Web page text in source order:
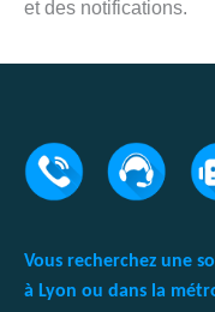
et des notifications.
Vous recherchez une
à Lyon ou dans la